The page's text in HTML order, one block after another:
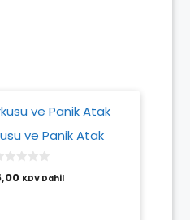
ve Panik Atak
KDV Dahil